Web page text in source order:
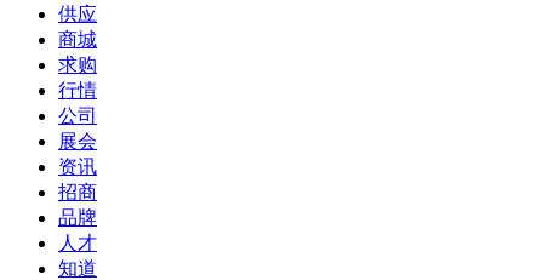
供应
商城
求购
行情
公司
展会
资讯
招商
品牌
人才
知道